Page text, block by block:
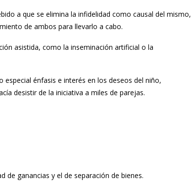
a que se elimina la infidelidad como causal del mismo,
de ambos para llevarlo a cabo.
asistida, como la inseminación artificial o la
énfasis e interés en los deseos del niño,
desistir de la iniciativa a miles de parejas.
de ganancias y el de separación de bienes.